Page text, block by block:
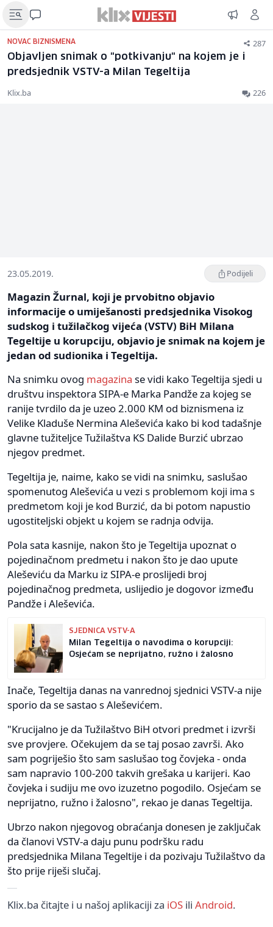
NOVAC BIZNISMENA 287
Objavljen snimak o "potkivanju" na kojem je i
predsjednik VSTV-a Milan Tegeltija
Klix.ba 226
23.05.2019. Podijeli
Magazin Žurnal, koji je prvobitno objavio
informacije o umiješanosti predsjednika Visokog
sudskog i tužilačkog vijeća (VSTV) BiH Milana
Tegeltije u korupciju, objavio je snimak na kojem je
jedan od sudionika i Tegeltija.
Na snimku ovog magazina se vidi kako Tegeltija sjedi u
društvu inspektora SIPA-e Marka Pandže za kojeg se
ranije tvrdilo da je uzeo 2.000 KM od biznismena iz
Velike Kladuše Nermina Aleševića kako bi kod tadašnje
glavne tužiteljce Tužilaštva KS Dalide Burzić ubrzao
njegov predmet.
Tegeltija je, naime, kako se vidi na snimku, saslušao
spomenutog Aleševića u vezi s problemom koji ima s
predmetom koji je kod Burzić, da bi potom napustio
ugostiteljski objekt u kojem se radnja odvija.
Pola sata kasnije, nakon što je Tegeltija upoznat o
pojedinačnom predmetu i nakon što je dao upute
Aleševiću da Marku iz SIPA-e proslijedi broj
pojedinačnog predmeta, uslijedio je dogovor između
Pandže i Aleševića.
SJEDNICA VSTV-A
Milan Tegeltija o navodima o korupciji:
Osjećam se neprijatno, ružno i žalosno
Inače, Tegeltija danas na vanrednoj sjednici VSTV-a nije
sporio da se sastao s Aleševićem.
"Krucijalno je da Tužilaštvo BiH otvori predmet i izvrši
sve provjere. Očekujem da se taj posao završi. Ako
sam pogriješio što sam saslušao tog čovjeka - onda
sam napravio 100-200 takvih grešaka u karijeri. Kao
čovjeka i sudiju me ovo izuzetno pogodilo. Osjećam se
neprijatno, ružno i žalosno", rekao je danas Tegeltija.
Ubrzo nakon njegovog obraćanja donesen je zaključak
da članovi VSTV-a daju punu podršku radu
predsjednika Milana Tegeltije i da pozivaju Tužilaštvo da
što prije riješi slučaj.
Klix.ba čitajte i u našoj aplikaciji za iOS ili Android.